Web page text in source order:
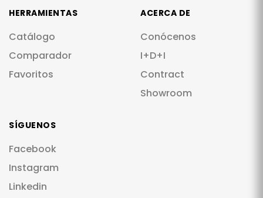
HERRAMIENTAS
Catálogo
Comparador
Favoritos
ACERCA DE
Conócenos
I+D+I
Contract
Showroom
SÍGUENOS
Facebook
Instagram
Linkedin